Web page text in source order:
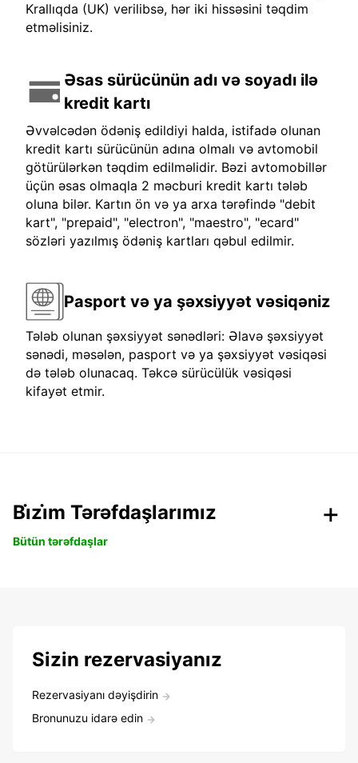
Krallıqda (UK) verilibsə, hər iki hissəsini təqdim
etməlisiniz.
Əsas sürücünün adı və soyadı ilə
kredit kartı
Əvvəlcədən ödəniş edildiyi halda, istifadə olunan
kredit kartı sürücünün adına olmalı və avtomobil
götürülərkən təqdim edilməlidir. Bəzi avtomobillər
üçün əsas olmaqla 2 məcburi kredit kartı tələb
oluna bilər. Kartın ön və ya arxa tərəfində "debit
kart", "prepaid", "electron", "maestro", "ecard"
sözləri yazılmış ödəniş kartları qəbul edilmir.
Pasport və ya şəxsiyyət vəsiqəniz
Tələb olunan şəxsiyyət sənədləri: Əlavə şəxsiyyət
sənədi, məsələn, pasport və ya şəxsiyyət vəsiqəsi
də tələb olunacaq. Təkcə sürücülük vəsiqəsi
kifayət etmir.
Bi̇zi̇m Tərəfdaşlarımız
Bütün tərəfdaşlar
Sizin rezervasiyanız
Rezervasiyanı dəyişdirin
Bronunuzu idarə edin